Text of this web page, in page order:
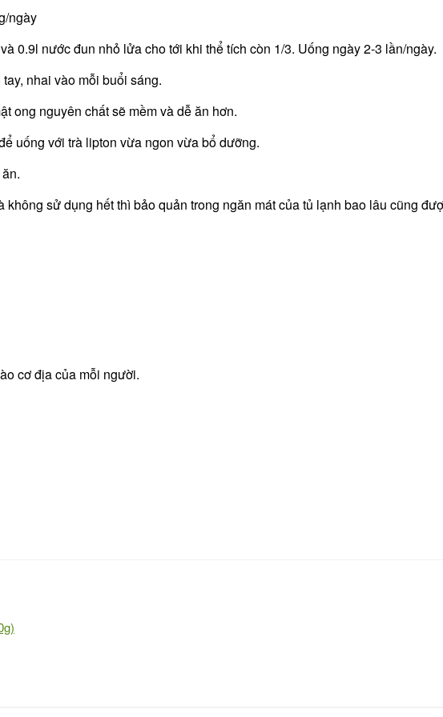
ngày
0.9l nước đun nhỏ lửa cho tới khi thể tích còn 1/3. Uống ngày 2-3 lần/ngày.
nhai vào mỗi buổi sáng.
ong nguyên chất sẽ mềm và dễ ăn hơn.
uống với trà lipton vừa ngon vừa bổ dưỡng.
sử dụng hết thì bảo quản trong ngăn mát của tủ lạnh bao lâu cũng
cơ địa của mỗi người.